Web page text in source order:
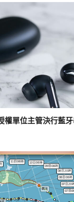
權單位主管決行藍